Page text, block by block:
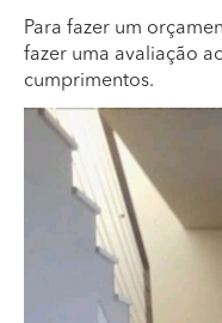
Para fazer um
fazer uma avaliação
cumprimentos.